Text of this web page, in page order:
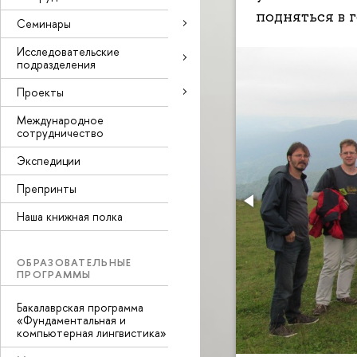
Семинары
Исследовательские
подразделения
Проекты
Международное
сотрудничество
Экспедиции
Препринты
Наша книжная полка
ОБРАЗОВАТЕЛЬНЫЕ
ПРОГРАММЫ
Бакалаврская программа
«Фундаментальная и
компьютерная лингвистика»
подняться в